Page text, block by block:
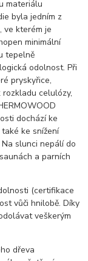
materiálu
byla jedním z
ve kterém je
minimální
tepelně
odolnost. Při
pryskyřice,
celulózy,
dochází ke
ke snížení
slunci nepálí do
a parních
(certifikace
vůči hnilobě. Díky
veškerým
dřeva